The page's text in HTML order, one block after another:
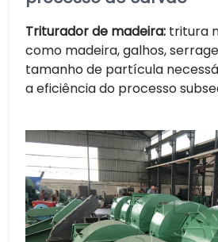
Triturador de madeira: tritura
como madeira, galhos,
tamanho de partícula
a eficiência do processo